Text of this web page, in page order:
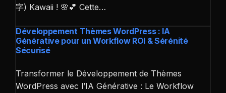
字) Kawaii ! 🌸💕 Cette…
Développement Thèmes WordPress : IA
Générative pour un Workflow ROI & Sérénité
Sécurisé
Transformer le Développement de Thèmes
WordPress avec l’IA Générative : Le Workflow